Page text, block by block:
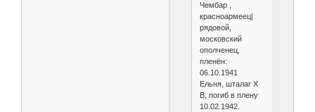
Чембар ,
красноармеец|
рядовой,
московский
ополченец,
пленён:
06.10.1941
Ельня, шталаг X
B, погиб в плену
10.02.1942.